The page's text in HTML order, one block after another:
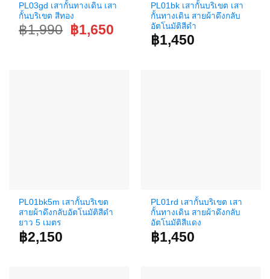
PL03gd เสากั้นทางเดิน เสา
กั้นบริเขต สีทอง
฿1,990
Original
price
฿1,650
PL01bk เสากั้นบริเขต เสา
กั้นทางเดิน สายผ้าดึงกลับ
อัตโนมัติสีดำ
฿1,450
PL01bk5m เสากั้นบริเขต
สายผ้าดึงกลับอัตโนมัติสีดำ
ยาว 5 เมตร
฿2,150
PL01rd เสากั้นบริเขต เสา
กั้นทางเดิน สายผ้าดึงกลับ
อัตโนมัติสีแดง
฿1,450